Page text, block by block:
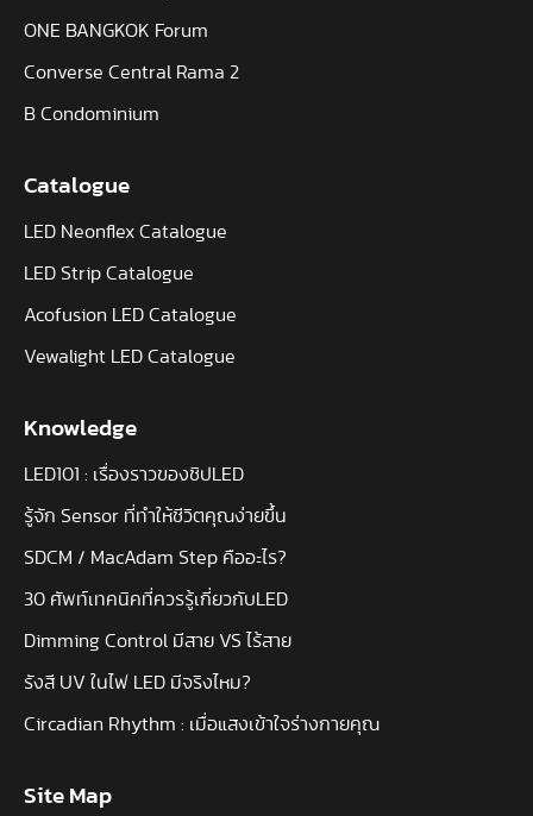
ONE BANGKOK Forum
Converse Central Rama 2
B Condominium
Catalogue
LED Neonflex Catalogue
LED Strip Catalogue
Acofusion LED Catalogue
Vewalight LED Catalogue
Knowledge
LED101 : เรื่องราวของชิปLED
รู้จัก Sensor ที่ทำให้ชีวิตคุณง่ายขึ้น
SDCM / MacAdam Step คืออะไร?
30 ศัพท์เทคนิคที่ควรรู้เกี่ยวกับLED
Dimming Control มีสาย VS ไร้สาย
รังสี UV ในไฟ LED มีจริงไหม?
Circadian Rhythm : เมื่อแสงเข้าใจร่างกายคุณ
Site Map